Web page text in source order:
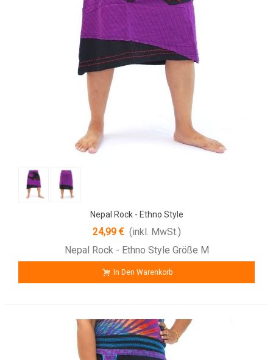
Nepal Rock - Ethno Style
24,99 € (inkl. MwSt.)
Nepal Rock - Ethno Style Größe M
In Den Warenkorb